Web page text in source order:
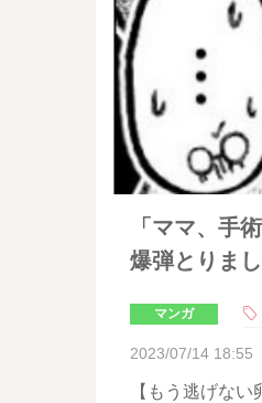
「ママ、手
爆弾とりま
マンガ
2023/07/14 18:55
【もう逃げな